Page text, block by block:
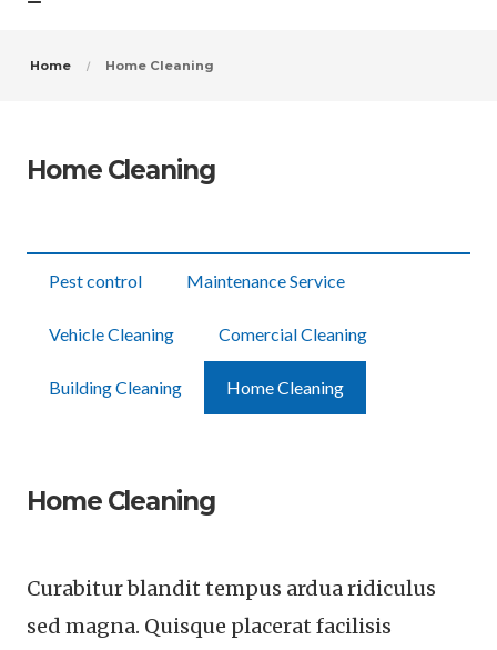
Home Home Cleaning
Home Cleaning
Pest control Maintenance Service
Vehicle Cleaning Comercial Cleaning
Building Cleaning Home Cleaning
Home Cleaning
Curabitur blandit tempus ardua ridiculus
sed magna. Quisque placerat facilisis